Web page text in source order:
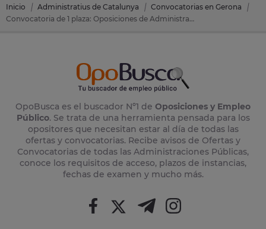
Inicio Administratius de Catalunya
Convocatorias en Gerona
Convocatoria de 1 plaza: Oposiciones de Administratius de Catalunya en Bisbal D'emporda, La (Gerona)
OpoBusca es el buscador Nº1 de Oposiciones y Empleo
Público. Se trata de una herramienta pensada para los
opositores que necesitan estar al día de todas las
ofertas y convocatorias. Recibe avisos de Ofertas y
Convocatorias de todas las Administraciones Públicas,
conoce los requisitos de acceso, plazos de instancias,
fechas de examen y mucho más.